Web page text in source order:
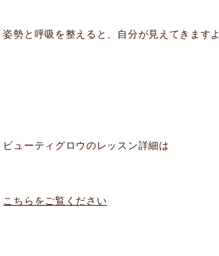
姿勢と呼吸を整えると、自分が見えてきますよ
ビューティグロウのレッスン詳細は
こちらをご覧ください